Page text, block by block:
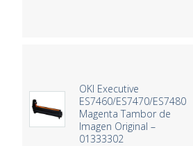
OKI Executive
ES7460/ES7470/ES7480
Magenta Tambor de
Imagen Original –
01333302